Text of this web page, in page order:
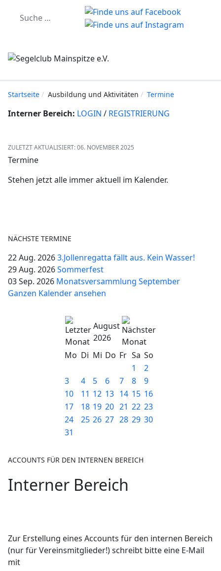
Startseite Ausbildung und Aktivitäten Termine
Interner Bereich: LOGIN / REGISTRIERUNG
ZULETZT AKTUALISIERT: 06. NOVEMBER 2025
Termine
Stehen jetzt alle immer aktuell im Kalender.
NÄCHSTE TERMINE
22 Aug. 20263.Jollenregatta fällt aus. Kein Wasser!
29 Aug. 2026Sommerfest
03 Sep. 2026 Monatsversammlung September
Ganzen Kalender ansehen
August
2026
Mo Di Mi Do Fr Sa So
1
2
3
4 5 6 7 8
9
10
11 12 13 14 15 16
17
18 19 20 21 22 23
24
25 26 27 28 29 30
31
ACCOUNTS FÜR DEN INTERNEN BEREICH
Interner Bereich
Zur Erstellung eines Accounts für den internen Bereich
(nur für Vereinsmitglieder!) schreibt bitte eine E-Mail
mit